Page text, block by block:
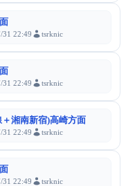
31 22:49 tsrknic
31 22:49 tsrknic
湘南新宿)高崎方面
31 22:49 tsrknic
31 22:49 tsrknic